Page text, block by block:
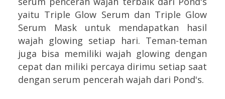
yaitu Triple Glow Serum dan Triple Glow
Serum Mask untuk mendapatkan hasil
wajah glowing setiap hari. Teman-teman
juga bisa memiliki wajah glowing dengan
cepat dan miliki percaya dirimu setiap saat
dengan serum pencerah wajah dari Pond's.